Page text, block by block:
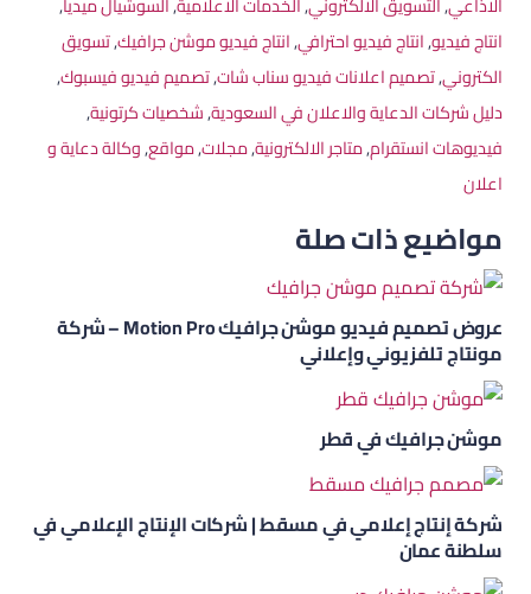
انتاج فيديو,انتاج فيديو احترافي,انتاج فيديو موشن جرافيك,تسويق
الكتروني,تصميم اعلانات فيديو سناب شات,تصميم فيديو فيسبوك,
دليل شركات الدعاية والاعلان في السعودية,شخصيات كرتونية,
فيديوهات انستقرام,متاجر الالكترونية,مجلات,مواقع,وكالة دعاية و
اعلان
مواضيع ذات صلة
عروض تصميم فيديو موشن جرافيك Motion Pro – شركة
مونتاج تلفزيوني وإعلاني
موشن جرافيك في قطر
شركة إنتاج إعلامي في مسقط | شركات الإنتاج الإعلامي في
سلطنة عمان